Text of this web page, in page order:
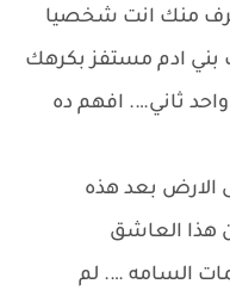
منك انت شخصيا
بني ادم مستفز بكرهك
ثاني…. افهم ده
بعد هذه
هذا العاشق
السامه …. لم